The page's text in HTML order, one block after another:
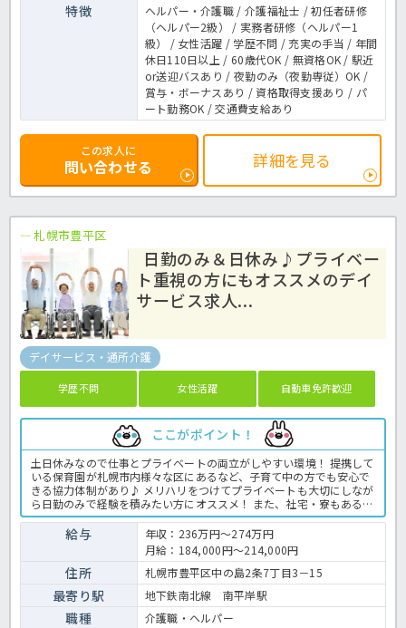
特徴
ヘルパー・介護職 / 介護福祉士 / 初任者研修
（ヘルパー2級） / 実務者研修（ヘルパー1
級） / 女性活躍 / 学歴不問 / 充実の手当 / 年間
休日110日以上 / 60歳代OK / 無資格OK / 駅近
or送迎バスあり / 夜勤のみ（夜勤専従）OK /
賞与・ボーナスあり / 資格取得支援あり / パ
ート勤務OK / 交通費支給あり
この求人に
問い合わせる 詳細を見る
札幌市豊平区
日勤のみ＆日休み♪プライベー
ト重視の方にもオススメのデイ
サービス求人...
デイサービス・通所介護
学歴不問 女性活躍 自動車免許歓迎
ここがポイント！
土日休みなので仕事とプライベートの両立がしやすい環境！ 提携して
いる保育園が札幌市内様々な区にあるなど、子育て中の方でも安心で
きる協力体制があり♪ メリハリをつけてプライベートも大切にしなが
ら日勤のみで経験を積みたい方にオススメ！ また、社宅・寮もあるた
め転職と共にお引越しをご検討の方もご検討ください〇 ブランクのあ
る方や経験のない方も安心してお問い合わせください☆ デイサービス
での介護業務全般です。 ＜介護職 正職員 デイサービスの求人＞
給与
年収：236万円～274万円
月給：184,000円～214,000円
住所 札幌市豊平区中の島2条7丁目3－15
最寄り駅 地下鉄南北線 南平岸駅
職種 介護職・ヘルパー